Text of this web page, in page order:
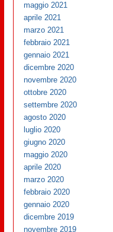
maggio 2021
aprile 2021
marzo 2021
febbraio 2021
gennaio 2021
dicembre 2020
novembre 2020
ottobre 2020
settembre 2020
agosto 2020
luglio 2020
giugno 2020
maggio 2020
aprile 2020
marzo 2020
febbraio 2020
gennaio 2020
dicembre 2019
novembre 2019